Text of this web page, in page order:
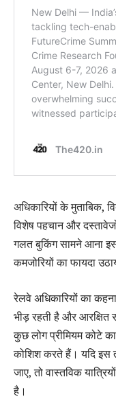
अधिकारियों के मुताबिक,
विशेष पहचान और
गलत बुकिंग सामने आना
कमजोरियों का फायदा
रेलवे अधिकारियों का
भीड़ रहती है और आरक्षित
कुछ लोग प्रीमियम कोटे
कोशिश करते हैं। यदि इस
जाए, तो वास्तविक
है।